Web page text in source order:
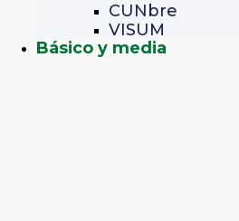
CUNbre
VISUM
Básico y media